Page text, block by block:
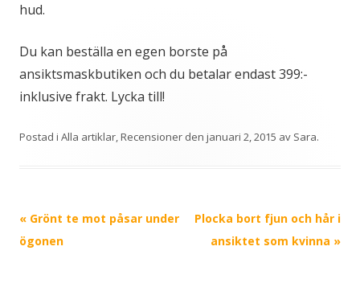
hud.
Du kan beställa en egen borste på
ansiktsmaskbutiken och du betalar endast 399:-
inklusive frakt. Lycka till!
Postad i Alla artiklar,Recensioner den januari 2, 2015 av Sara.
Inläggsnavigering
« Grönt te mot påsar under
ögonen
Plocka bort fjun och hår i
ansiktet som kvinna »